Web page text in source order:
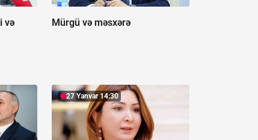
və
Mürgü və məsxərə
27 Yanvar 14:30